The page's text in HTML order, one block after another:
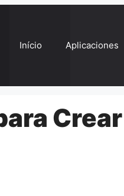
Início Aplicaciones